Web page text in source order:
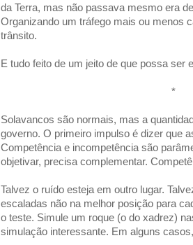
da Terra, mas não passava mesmo era
Organizando um tráfego mais ou menos
trânsito.
E tudo feito de um jeito de que possa ser
*
Solavancos são normais, mas a
governo. O primeiro impulso é dizer que
Competência e incompetência são
objetivar, precisa complementar.
Talvez o ruído esteja em outro lugar.
escaladas não na melhor posição para
o teste. Simule um roque (o do xadrez)
simulação interessante. Em alguns